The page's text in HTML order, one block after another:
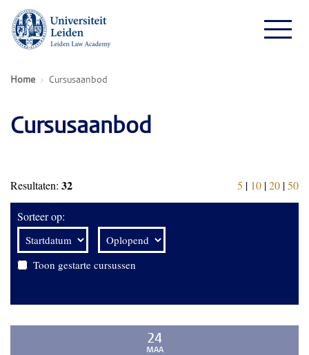
Home Cursusaanbod
Cursusaanbod
Resultaten: 32 5 | 10 |20 |50
Sorteer op:
Toon gestarte cursussen
24
MAA